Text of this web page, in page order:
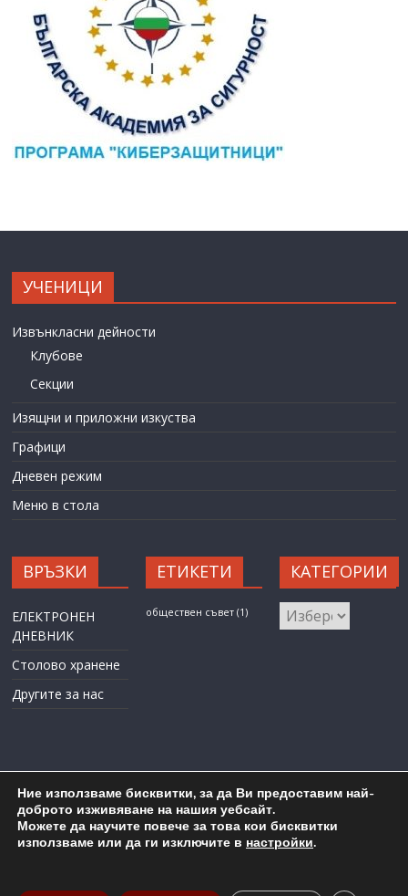
УЧЕНИЦИ
Извънкласни дейности
Клубове
Секции
Изящни и приложни изкуства
Графици
Дневен режим
Меню в стола
ВРЪЗКИ
ЕЛЕКТРОНЕН
ДНЕВНИК
Столово хранене
Другите за нас
ЕТИКЕТИ
обществен съвет (1)
КАТЕГОРИИ
КАТЕГОРИИ
Карта на сайта Административен достъп
Copyright © 2026 ОУ "Любен Каравелов" гр. Бургас
Ние използваме бисквитки, за да Ви предоставим най-
доброто изживяване на нашия уебсайт.
Можете да научите повече за това кои бисквитки
използваме или да ги изключите в настройки.